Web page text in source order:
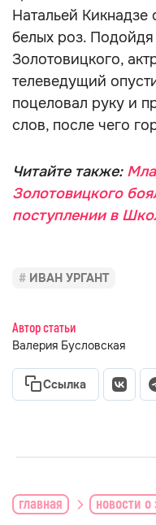
Натальей Кикнадзе
белых роз.
Золотовицкого,
телеведущий
поцеловал руку и
слов, после чего
Читайте также:
Золотовицкого
поступлении в
ИВАН УРГАНТ
Автор статьи
Валерия Бусловская
Ссылка
главная новости